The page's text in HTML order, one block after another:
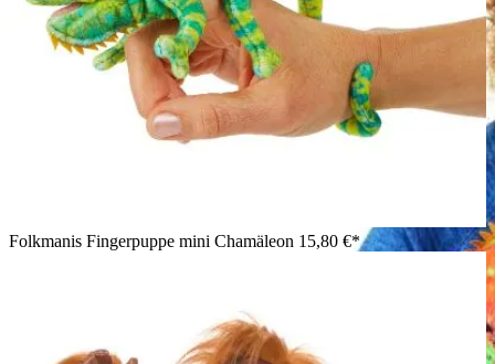
Folkmanis Fingerpuppe mini Chamäleon 15,80 €*